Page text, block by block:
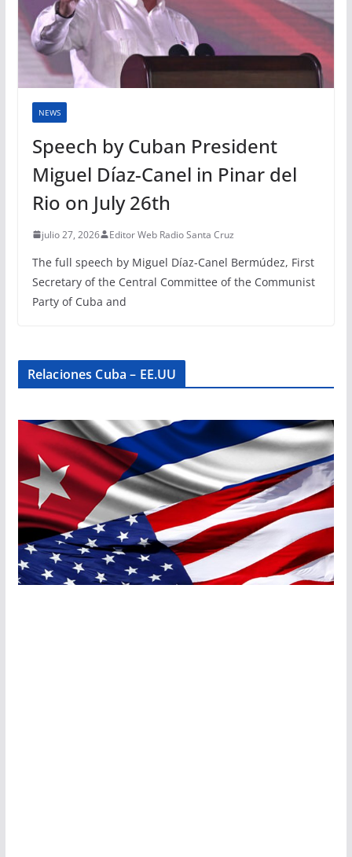
NEWS
Speech by Cuban President
Miguel Díaz-Canel in Pinar del
Rio on July 26th
julio 27, 2026 Editor Web Radio Santa Cruz
The full speech by Miguel Díaz-Canel Bermúdez, First
Secretary of the Central Committee of the Communist
Party of Cuba and
Relaciones Cuba – EE.UU